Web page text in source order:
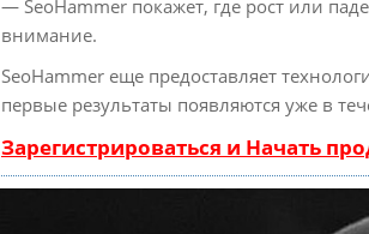
— SeoHammer покажет, где рост или
внимание.
SeoHammer еще предоставляет
первые результаты появляются уже в
Зарегистрироваться и Начать